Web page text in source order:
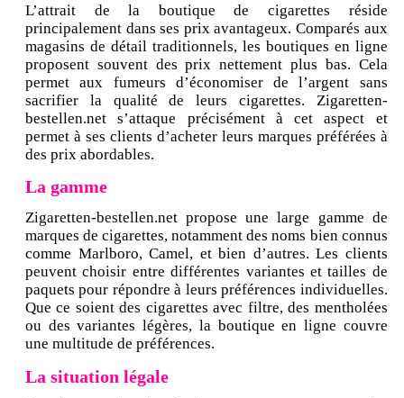
L’attrait de la boutique de cigarettes réside
principalement dans ses prix avantageux. Comparés aux
magasins de détail traditionnels, les boutiques en ligne
proposent souvent des prix nettement plus bas. Cela
permet aux fumeurs d’économiser de l’argent sans
sacrifier la qualité de leurs cigarettes. Zigaretten-
bestellen.net s’attaque précisément à cet aspect et
permet à ses clients d’acheter leurs marques préférées à
des prix abordables.
La gamme
Zigaretten-bestellen.net propose une large gamme de
marques de cigarettes, notamment des noms bien connus
comme Marlboro, Camel, et bien d’autres. Les clients
peuvent choisir entre différentes variantes et tailles de
paquets pour répondre à leurs préférences individuelles.
Que ce soient des cigarettes avec filtre, des mentholées
ou des variantes légères, la boutique en ligne couvre
une multitude de préférences.
La situation légale